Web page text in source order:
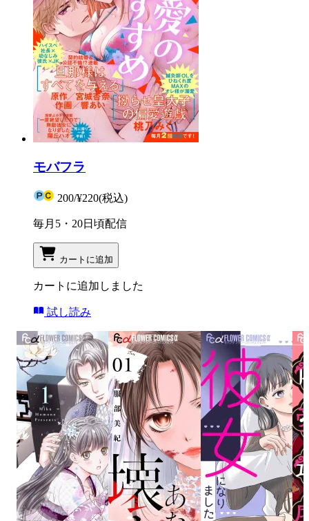
モバフラ
200/¥220(税込)
毎月5・20日頃配信
カートに追加
カートに追加しました
試し読み